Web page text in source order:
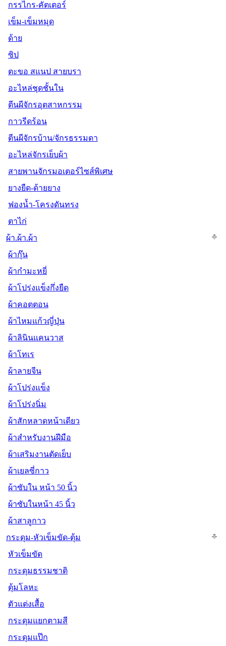
กรรไกร-คัตเตอร์
เข็ม-เข็มหมุด
ด้าย
ซิป
ตะขอ สแนป สายบรา
อะไหล่ชุดชั้นใน
ตีนผีจักรอุตสาหกรรม
กาวรีดร้อน
ตีนผีจักรบ้าน/จักรธรรมดา
อะไหล่จักรเย็บผ้า
สายพานจักรมอเตอร์ไซส์พิเศษ
ยางยืด-ด้ายยาง
ฟองน้ำ-โครงดันทรง
ตาไก่
ผ้า.ผ้า.ผ้า
ผ้ากุ๊น
ผ้ากำมะหยี่
ผ้าโปร่งแข็งกึ่งยืด
ผ้าคอตตอน
ผ้าไหมแก้วญี่ปุ่น
ผ้าลินินแคนวาส
ผ้าโทเร
ผ้าลายจีน
ผ้าโปร่งแข็ง
ผ้าโปร่งนิ่ม
ผ้าสักหลาดหน้าเดียว
ผ้าสำหรับงานฝีมือ
ผ้าเสริมงานตัดเย็บ
ผ้าเยลซี่กาว
ผ้าซับใน หน้า 50 นิ้ว
ผ้าซับในหน้า 45 นิ้ว
ผ้าสาลูกาว
กระดุม-หัวเข็มขัด-ตุ้ม
หัวเข็มขัด
กระดุมธรรมชาติ
ตุ้มโลหะ
ตัวแต่งเสื้อ
กระดุมแยกตามสี
กระดุมแป๊ก